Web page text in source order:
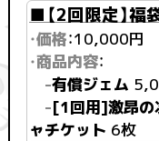
■【2回限定】福
・価格：10,000
・商品内容：
-有償ジェム
-[1回用]激昂の
ャチケット 6枚